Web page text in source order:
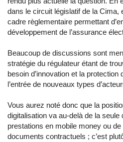
dans le circuit législatif de la Cima,
cadre règlementaire permettant
développement de l’assurance
Beaucoup de discussions sont
stratégie du régulateur étant de
besoin d’innovation et la
l’entrée de nouveaux types
Vous aurez noté donc que la
digitalisation va au-delà de la seule
prestations en mobile money ou
documents contractuels ; c’est